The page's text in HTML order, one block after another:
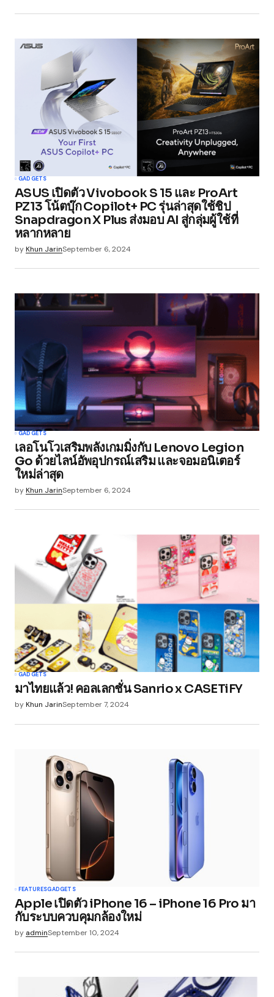
browser for the next time I comment.
Submit Comment
GADGETS
ASUS เปิดตัว Vivobook S 15 และ ProArt
PZ13 โน้ตบุ๊ก Copilot+ PC รุ่นล่าสุดใช้ชิป
Snapdragon X Plus ส่งมอบ AI สู่กลุ่มผู้ใช้ที่
หลากหลาย
byKhun JarinSeptember 6, 2024
GADGETS
เลอโนโวเสริมพลังเกมมิ่งกับ Lenovo Legion
Go ด้วยไลน์อัพอุปกรณ์เสริม และจอมอนิเตอร์
ใหม่ล่าสุด
byKhun JarinSeptember 6, 2024
GADGETS
มาไทยแล้ว! คอลเลกชั่น Sanrio x CASETiFY
byKhun JarinSeptember 7, 2024
FEATURESGADGETS
Apple เปิดตัว iPhone 16 – iPhone 16 Pro มา
กับระบบควบคุมกล้องใหม่
by adminSeptember 10, 2024